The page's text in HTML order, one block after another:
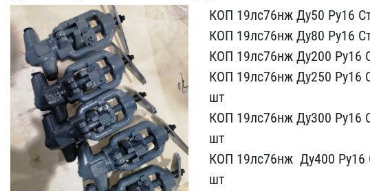
КОП 19лс76нж Ду50 Ру16
КОП 19лс76нж Ду80 Ру16​
КОП 19лс76нж Ду200 Ру​16
КОП 19лс76нж Ду250 ​Ру16
шт
КОП 19лс76нж Ду3​00 Ру16
шт
КОП 19лс76нж ​ Ду400 Ру16
шт